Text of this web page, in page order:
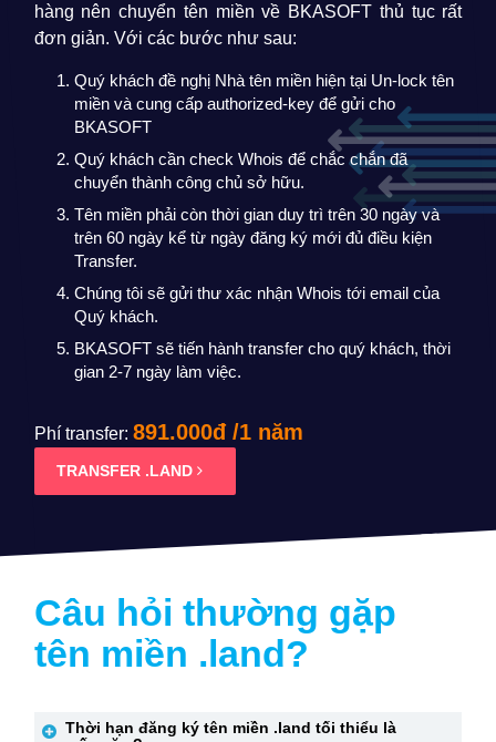
hàng nên chuyển tên miền về BKASOFT thủ tục rất
đơn giản. Với các bước như sau:
Quý khách đề nghị Nhà tên miền hiện tại Un-lock tên
miền và cung cấp authorized-key để gửi cho
BKASOFT
Quý khách cần check Whois để chắc chắn đã
chuyển thành công chủ sở hữu.
Tên miền phải còn thời gian duy trì trên 30 ngày và
trên 60 ngày kể từ ngày đăng ký mới đủ điều kiện
Transfer.
Chúng tôi sẽ gửi thư xác nhận Whois tới email của
Quý khách.
BKASOFT sẽ tiến hành transfer cho quý khách, thời
gian 2-7 ngày làm việc.
Phí transfer: 891.000đ /1 năm
TRANSFER .LAND
Câu hỏi thường gặp
tên miền .land?
Thời hạn đăng ký tên miền .land tối thiểu là